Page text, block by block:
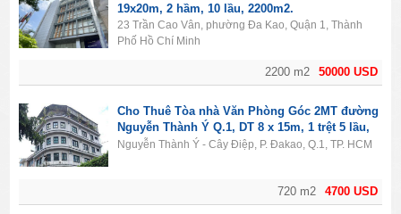
50000 USD
2200 m2
19x20m, 2 hầm, 10 lầu, 2200m2.
23 Trần Cao Vân, phường Đa Kao, Quận 1, Thành
Phố Hồ Chí Minh
4700 USD
720 m2
Cho Thuê Tòa nhà Văn Phòng Góc 2MT đường
Nguyễn Thành Ý Q.1, DT 8 x 15m, 1 trệt 5 lầu,
Giá 4700usd
Nguyễn Thành Ý - Cây Điệp, P. Đakao, Q.1, TP. HCM